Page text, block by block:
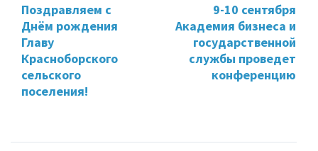
Поздравляем с
Днём рождения
Главу
Красноборского
сельского
поселения!
9-10 сентября
Академия бизнеса и
государственной
службы проведет
конференцию